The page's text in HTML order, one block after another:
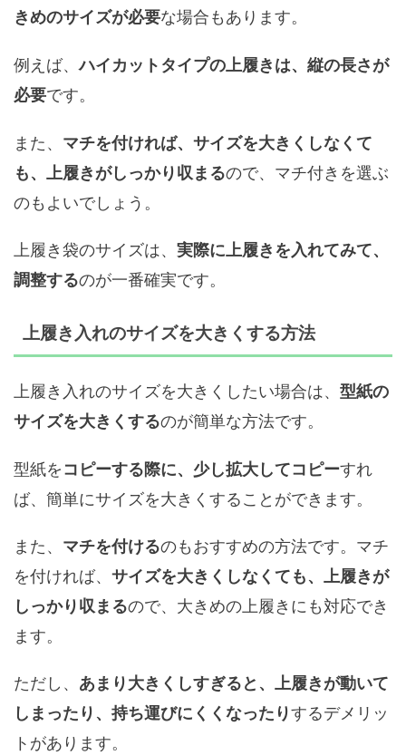
きめのサイズが必要な場合もあります。
例えば、ハイカットタイプの上履きは、縦の長さが
必要です。
また、 マチを付ければ、サイズを大きくしなくて
も、上履きがしっかり収まるので、マチ付きを選ぶ
のもよいでしょう。
上履き袋のサイズは、 実際に上履きを入れてみて、
調整するのが一番確実です。
上履き入れのサイズを大きくする方法
上履き入れのサイズを大きくしたい場合は、 型紙の
サイズを大きくするのが簡単な方法です。
型紙をコピーする際に、少し拡大してコピーすれ
ば、簡単にサイズを大きくすることができます。
また、 マチを付けるのもおすすめの方法です。マチ
を付ければ、 サイズを大きくしなくても、上履きが
しっかり収まるので、大きめの上履きにも対応でき
ます。
ただし、 あまり大きくしすぎると、上履きが動いて
しまったり、持ち運びにくくなったりするデメリッ
トがあります。